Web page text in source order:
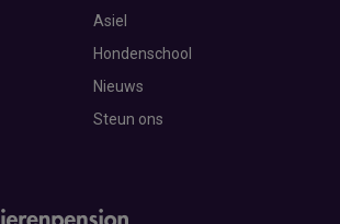
Asiel
Hondenschool
Nieuws
Steun ons